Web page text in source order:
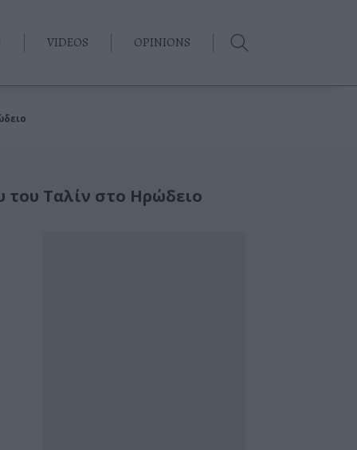
VIDEOS OPINIONS
Ταλίν στο Ηρώδειο